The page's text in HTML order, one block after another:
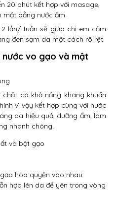
20 phút kết hợp với masage,
mặt bằng nước ấm.
lần/ tuần sẽ giúp chị em cảm
đen sạm da một cách rõ rệt.
nước vo gạo và mật
có khả năng kháng khuẩn
vì vậy kết hợp cùng với nước
da hiệu quả, dưỡng ẩm, làm
nhanh chóng.
và bột gạo
hòa quyện vào nhau.
hợp lên da để yên trong vòng